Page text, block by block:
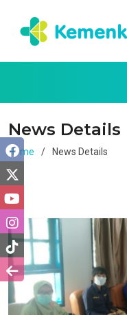
News Details
Home News Details